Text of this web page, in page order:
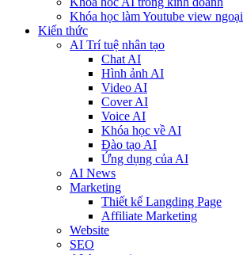
Khóa học làm Youtube view ngoại
Kiến thức
AI Trí tuệ nhân tạo
Chat AI
Hình ảnh AI
Video AI
Cover AI
Voice AI
Khóa học về AI
Đào tạo AI
Ứng dụng của AI
AI News
Marketing
Thiết kế Langding Page
Affiliate Marketing
Website
SEO